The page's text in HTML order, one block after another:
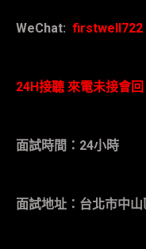
WeChat:
24H接聽 來電未接會回
面試時間： 24小時
面試地址：台北市中